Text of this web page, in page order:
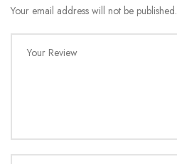
Your email address will not be published.
Your Review